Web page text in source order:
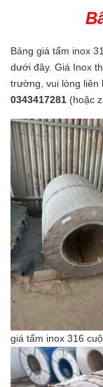
Bảng giá tấm inox
dưới đây. Giá Inox
trường, vui lòng liên
0343417281 (hoặc
giá tấm inox 316